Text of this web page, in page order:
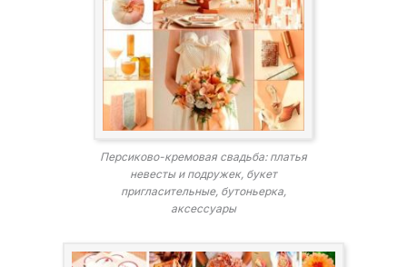
Персиково-кремовая свадьба: платья
невесты и подружек, букет
пригласительные, бутоньерка,
аксессуары